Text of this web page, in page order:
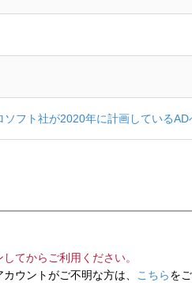
ソフト社が2020年に計画している
てからご利用ください。
ウントがご不明な方は、
こちらを